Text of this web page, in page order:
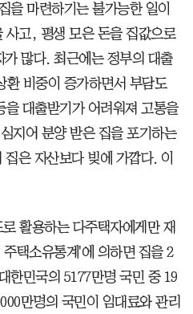
을 마련하기는 불가능한 일이
사고, 평생 모은 돈을 집값으로
많다. 최근에는 정부의 대출
환 비중이 증가하면서 부담도
대출받기가 어려워져 고통을
지어 분양 받은 집을 포기하는
은 자산보다 빚에 가깝다. 이
활용하는 다주택자에게만 재
택소유통계'에 의하면 집을 2
한민국의 5177만명 국민 중 19
만명의 국민이 임대료와 관리